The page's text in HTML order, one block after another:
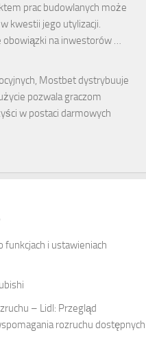
prac budowlanych może
kwestii jego utylizacji.
obowiązki na inwestorów …
Mostbet dystrybuuje
pozwala graczom
w postaci darmowych
i ustawieniach
– Lidl: Przegląd
rozruchu dostępnych